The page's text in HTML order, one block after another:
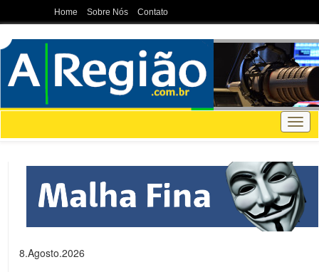
Home Sobre Nós Contato
8.Agosto.2026